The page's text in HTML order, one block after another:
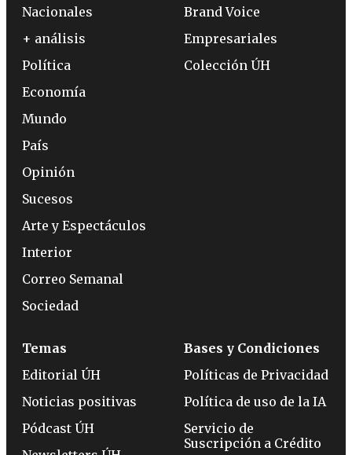
Nacionales
+ análisis
Política
Economía
Mundo
País
Opinión
Sucesos
Arte y Espectáculos
Interior
Correo Semanal
Sociedad
Brand Voice
Empresariales
Colección ÚH
Temas
Editorial ÚH
Noticias positivas
Pódcast ÚH
Bases y Condiciones
Políticas de Privacidad
Política de uso de la IA
Servicio de
Suscripción a Crédito